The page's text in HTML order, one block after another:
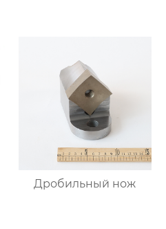
Дробильный нож